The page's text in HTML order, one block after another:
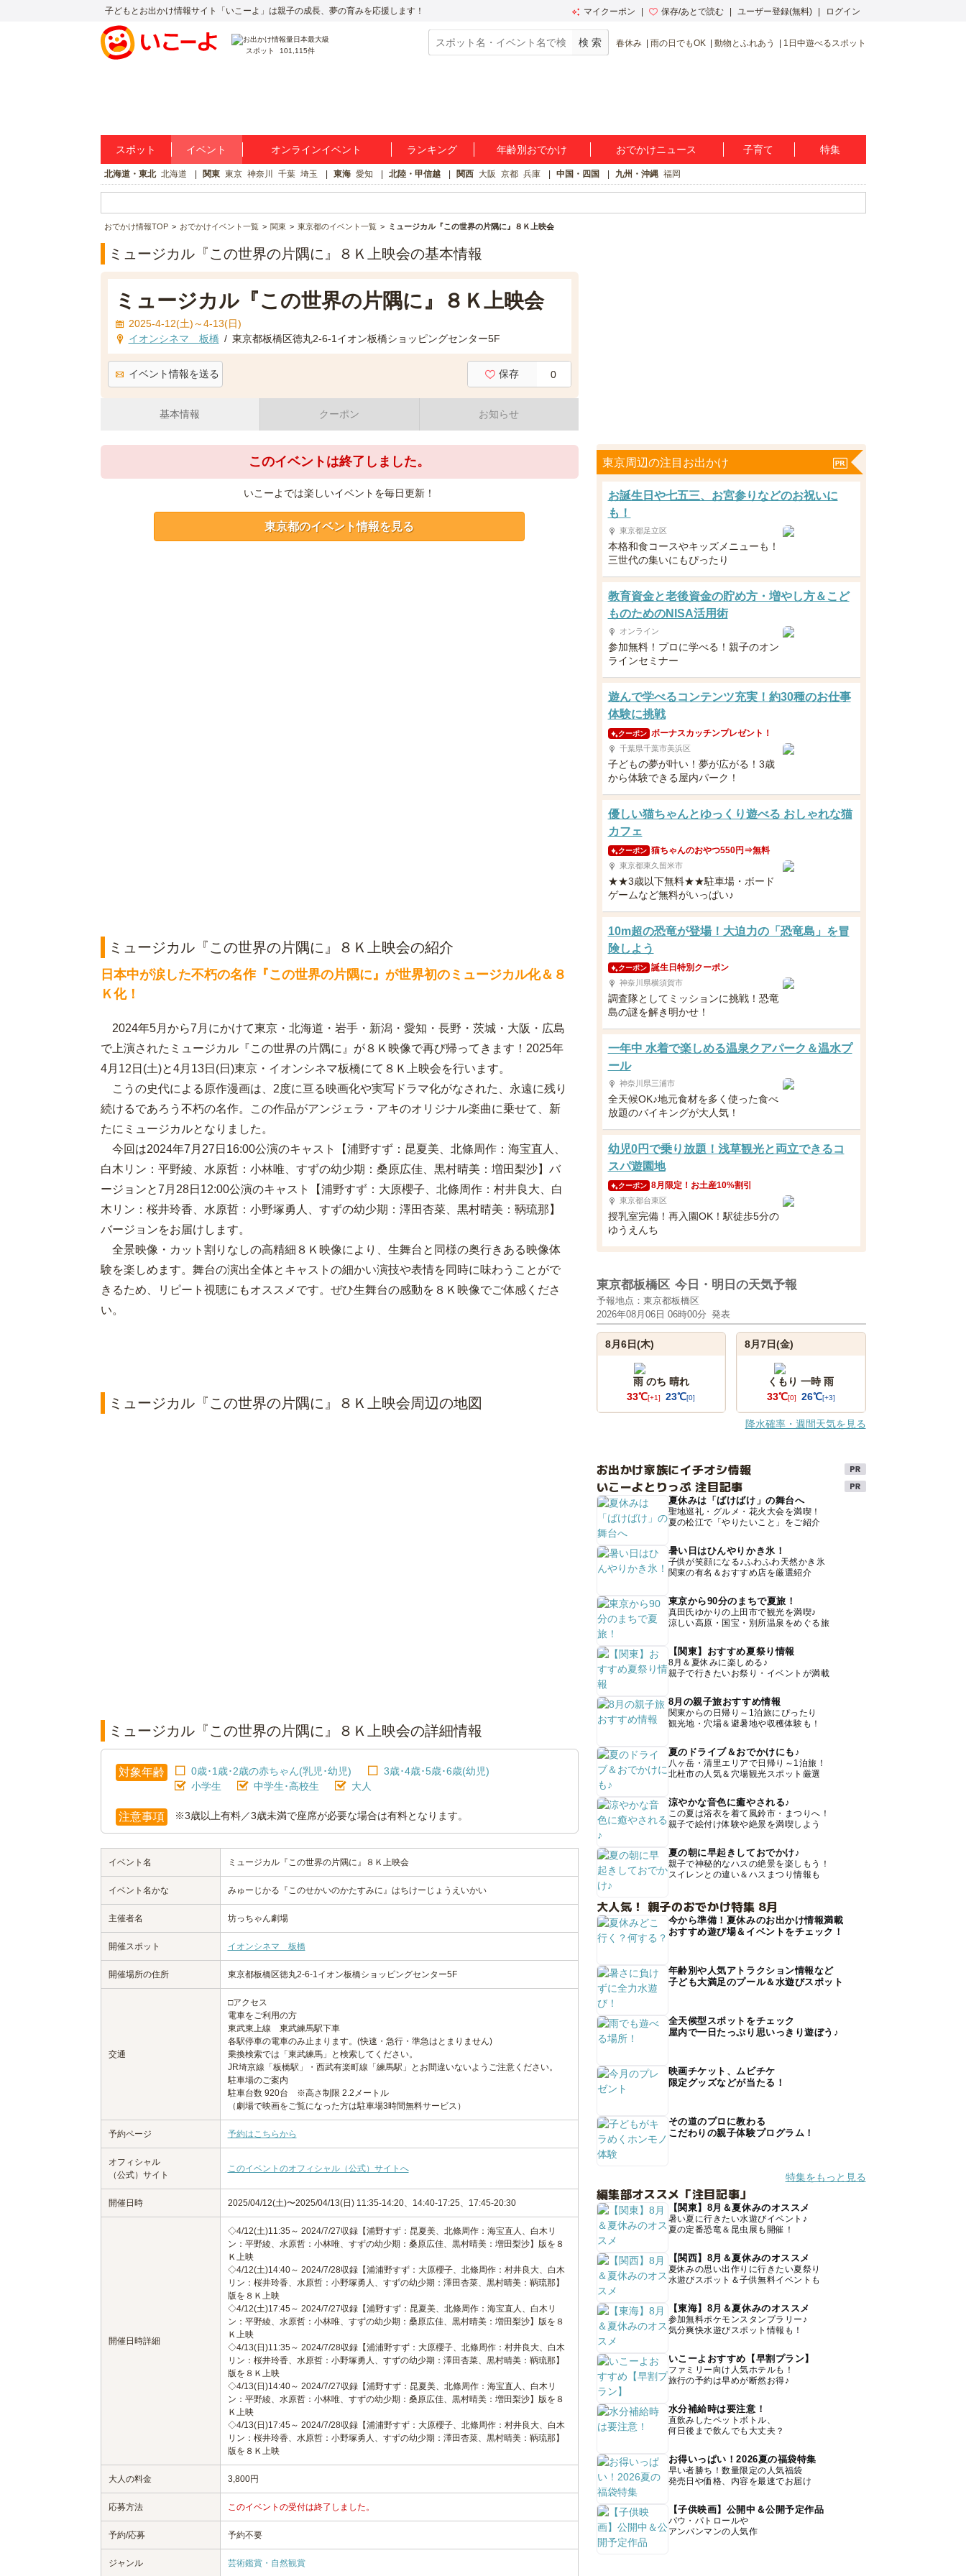
子どもとお出かけ情報サイト「いこーよ」は親子の成長、夢の育みを応援します！ マイクーポン 保存/あとで読む ユーザー登録(無料) ログイン
スポット 101,115件
春休み 雨の日でもOK 動物とふれあう 1日中遊べるスポット
スポット イベント オンラインイベント ランキング 年齢別おでかけ おでかけニュース 子育て 特集
北海道・東北 北海道 関東 東京 神奈川 千葉 埼玉 東海 愛知 北陸・甲信越 関西 大阪 京都 兵庫 中国・四国 九州・沖縄 福岡
おでかけ情報TOP おでかけイベント一覧 関東 東京都のイベント一覧 ミュージカル『この世界の片隅に』８Ｋ上映会
ミュージカル『この世界の片隅に』８Ｋ上映会の基本情報
ミュージカル『この世界の片隅に』８Ｋ上映会
2025-4-12(土)～4-13(日)
イオンシネマ 板橋 / 東京都板橋区徳丸2-6-1イオン板橋ショッピングセンター5F
イベント情報を送る 保存 0
基本情報 クーポン お知らせ
このイベントは終了しました。
いこーよでは楽しいイベントを毎日更新！
東京都のイベント情報を見る
ミュージカル『この世界の片隅に』８Ｋ上映会の紹介
日本中が涙した不朽の名作『この世界の片隅に』が世界初のミュージカル化＆８
Ｋ化！
2024年5月から7月にかけて東京・北海道・岩手・新潟・愛知・長野・茨城・大阪・広島
で上演されたミュージカル『この世界の片隅に』が８Ｋ映像で再び帰ってきます！2025年
4月12日(土)と4月13日(日)東京・イオンシネマ板橋にて８Ｋ上映会を行います。
こうの史代による原作漫画は、2度に亘る映画化や実写ドラマ化がなされた、永遠に残り
続けるであろう不朽の名作。この作品がアンジェラ・アキのオリジナル楽曲に乗せて、新
たにミュージカルとなりました。
今回は2024年7月27日16:00公演のキャスト【浦野すず：昆夏美、北條周作：海宝直人、
白木リン：平野綾、水原哲：小林唯、すずの幼少期：桑原広佳、黒村晴美：増田梨沙】バ
ージョンと7月28日12:00公演のキャスト【浦野すず：大原櫻子、北條周作：村井良大、白
木リン：桜井玲香、水原哲：小野塚勇人、すずの幼少期：澤田杏菜、黒村晴美：鞆琉那】
バージョンをお届けします。
全景映像・カット割りなしの高精細８Ｋ映像により、生舞台と同様の奥行きある映像体
験を楽しめます。舞台の演出全体とキャストの細かい演技や表情を同時に味わうことがで
きるため、リピート視聴にもオススメです。ぜひ生舞台の感動を８Ｋ映像でご体感くださ
い。
ミュージカル『この世界の片隅に』８Ｋ上映会周辺の地図
ミュージカル『この世界の片隅に』８Ｋ上映会の詳細情報
対象年齢 0歳･1歳･2歳の赤ちゃん(乳児･幼児)
3歳･4歳･5歳･6歳(幼児)
小学生
中学生･高校生 大人
注意事項 ※3歳以上有料／3歳未満で座席が必要な場合は有料となります。
イベント名 ミュージカル『この世界の片隅に』８Ｋ上映会
イベント名かな みゅーじかる『このせかいのかたすみに』はちけーじょうえいかい
主催者名 坊っちゃん劇場
開催スポット イオンシネマ 板橋
開催場所の住所 東京都板橋区徳丸2-6-1イオン板橋ショッピングセンター5F
交通
□アクセス
電車をご利用の方
東武東上線 東武練馬駅下車
各駅停車の電車のみ止まります。(快速・急行・準急はとまりません)
乗換検索では「東武練馬」と検索してください。
JR埼京線「板橋駅」・西武有楽町線「練馬駅」とお間違いないようご注意ください。
駐車場のご案内
駐車台数 920台 ※高さ制限 2.2メートル
（劇場で映画をご覧になった方は駐車場3時間無料サービス）
予約ページ 予約はこちらから
オフィシャル
（公式）サイト
このイベントのオフィシャル（公式）サイトへ
開催日時 2025/04/12(土)〜2025/04/13(日) 11:35-14:20、14:40-17:25、17:45-20:30
開催日時詳細
◇4/12(土)11:35～ 2024/7/27収録【浦野すず：昆夏美、北條周作：海宝直人、白木リ
ン：平野綾、水原哲：小林唯、すずの幼少期：桑原広佳、黒村晴美：増田梨沙】版を８
Ｋ上映
◇4/12(土)14:40～ 2024/7/28収録【浦浦野すず：大原櫻子、北條周作：村井良大、白木
リン：桜井玲香、水原哲：小野塚勇人、すずの幼少期：澤田杏菜、黒村晴美：鞆琉那】
版を８Ｋ上映
◇4/12(土)17:45～ 2024/7/27収録【浦野すず：昆夏美、北條周作：海宝直人、白木リ
ン：平野綾、水原哲：小林唯、すずの幼少期：桑原広佳、黒村晴美：増田梨沙】版を８
Ｋ上映
◇4/13(日)11:35～ 2024/7/28収録【浦浦野すず：大原櫻子、北條周作：村井良大、白木
リン：桜井玲香、水原哲：小野塚勇人、すずの幼少期：澤田杏菜、黒村晴美：鞆琉那】
版を８Ｋ上映
◇4/13(日)14:40～ 2024/7/27収録【浦野すず：昆夏美、北條周作：海宝直人、白木リ
ン：平野綾、水原哲：小林唯、すずの幼少期：桑原広佳、黒村晴美：増田梨沙】版を８
Ｋ上映
◇4/13(日)17:45～ 2024/7/28収録【浦浦野すず：大原櫻子、北條周作：村井良大、白木
リン：桜井玲香、水原哲：小野塚勇人、すずの幼少期：澤田杏菜、黒村晴美：鞆琉那】
版を８Ｋ上映
大人の料金 3,800円
応募方法 このイベントの受付は終了しました。
予約/応募 予約不要
ジャンル 芸術鑑賞・自然観賞
東京周辺の注目お出かけ
お誕生日や七五三、お宮参りなどのお祝いに
も！
東京都足立区
本格和食コースやキッズメニューも！
三世代の集いにもぴったり
教育資金と老後資金の貯め方・増やし方＆こど
ものためのNISA活用術
オンライン
参加無料！プロに学べる！親子のオン
ラインセミナー
遊んで学べるコンテンツ充実！約30種のお仕事
体験に挑戦
クーポン ボーナスカッチンプレゼント！
千葉県千葉市美浜区
子どもの夢が叶い！夢が広がる！3歳
から体験できる屋内パーク！
優しい猫ちゃんとゆっくり遊べる おしゃれな猫
カフェ
クーポン 猫ちゃんのおやつ550円⇒無料
東京都東久留米市
★★3歳以下無料★★駐車場・ボード
ゲームなど無料がいっぱい♪
10m超の恐竜が登場！大迫力の「恐竜島」を冒
険しよう
クーポン 誕生日特別クーポン
神奈川県横須賀市
調査隊としてミッションに挑戦！恐竜
島の謎を解き明かせ！
一年中 水着で楽しめる温泉クアパーク＆温水プ
ール
神奈川県三浦市
全天候OK♪地元食材を多く使った食べ
放題のバイキングが大人気！
幼児0円で乗り放題！浅草観光と両立できるコ
スパ遊園地
クーポン 8月限定！お土産10%割引
東京都台東区
授乳室完備！再入園OK！駅徒歩5分の
ゆうえんち
東京都板橋区 今日・明日の天気予報
予報地点：東京都板橋区
2026年08月06日 06時00分 発表
8月6日(木)
雨 のち 晴れ
33℃[+1] 23℃[0]
8月7日(金)
くもり 一時 雨
33℃[0] 26℃[+3]
降水確率・週間天気を見る
お出かけ家族にイチオシ情報
いこーよとりっぷ 注目記事
夏休みは「ばけばけ」の舞台へ
聖地巡礼・グルメ・花火大会を満喫！
夏の松江で「やりたいこと」をご紹介
暑い日はひんやりかき氷！
子供が笑顔になる♪ふわふわ天然かき氷
関東の有名＆おすすめ店を厳選紹介
東京から90分のまちで夏旅！
真田氏ゆかりの上田市で観光を満喫♪
涼しい高原・国宝・別所温泉をめぐる旅
【関東】おすすめ夏祭り情報
8月＆夏休みに楽しめる♪
親子で行きたいお祭り・イベントが満載
8月の親子旅おすすめ情報
関東からの日帰り～1泊旅にぴったり
観光地・穴場＆避暑地や収穫体験も！
夏のドライブ＆おでかけにも♪
八ヶ岳・清里エリアで日帰り～1泊旅！
北杜市の人気＆穴場観光スポット厳選
涼やかな音色に癒やされる♪
この夏は浴衣を着て風鈴市・まつりへ！
親子で絵付け体験や絶景を満喫しよう
夏の朝に早起きしておでかけ♪
親子で神秘的なハスの絶景を楽しもう！
スイレンとの違い＆ハスまつり情報も
大人気！ 親子のおでかけ特集 8月
今から準備！夏休みのお出かけ情報満載
おすすめ遊び場＆イベントをチェック！
年齢別や人気アトラクション情報など
子ども大満足のプール＆水遊びスポット
全天候型スポットをチェック
屋内で一日たっぷり思いっきり遊ぼう♪
映画チケット、ムビチケ
限定グッズなどが当たる！
その道のプロに教わる
こだわりの親子体験プログラム！
特集をもっと見る
編集部オススメ「注目記事」
【関東】8月＆夏休みのオススメ
暑い夏に行きたい水遊びイベント♪
夏の定番恐竜＆昆虫展も開催！
【関西】8月＆夏休みのオススメ
夏休みの思い出作りに行きたい夏祭り
水遊びスポット＆子供無料イベントも
【東海】8月＆夏休みのオススメ
参加無料ポケモンスタンプラリー♪
気分爽快水遊びスポット情報も！
いこーよおすすめ【早割プラン】
ファミリー向け人気ホテルも！
旅行の予約は早めが断然お得♪
水分補給時は要注意！
直飲みしたペットボトル、
何日後まで飲んでも大丈夫？
お得いっぱい！2026夏の福袋特集
早い者勝ち！数量限定の人気福袋
発売日や価格、内容を最速でお届け
【子供映画】公開中＆公開予定作品
パウ・パトロールや
アンパンマンの人気作